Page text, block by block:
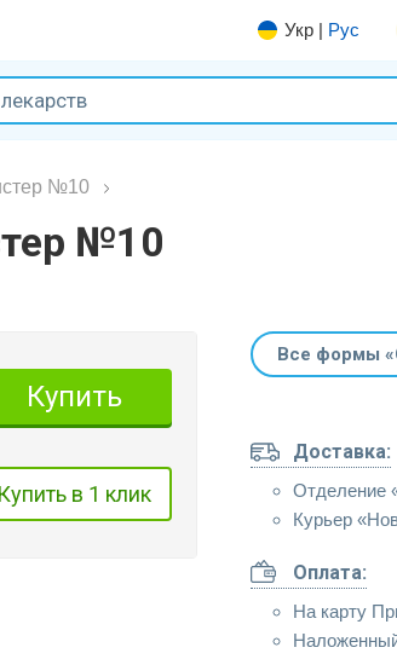
Укр | Рус
№10
№10
Купить
Купить в 1 клик
Все формы
Доставка:
Отделение
Курьер
Оплата:
На карту